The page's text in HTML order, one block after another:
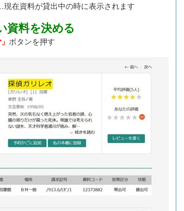
現在資料が貸出中の時に表示されます
資料を決める
」ボタンを押す